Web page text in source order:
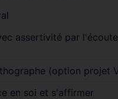
assertivité par
(option projet
en soi et s'affirmer